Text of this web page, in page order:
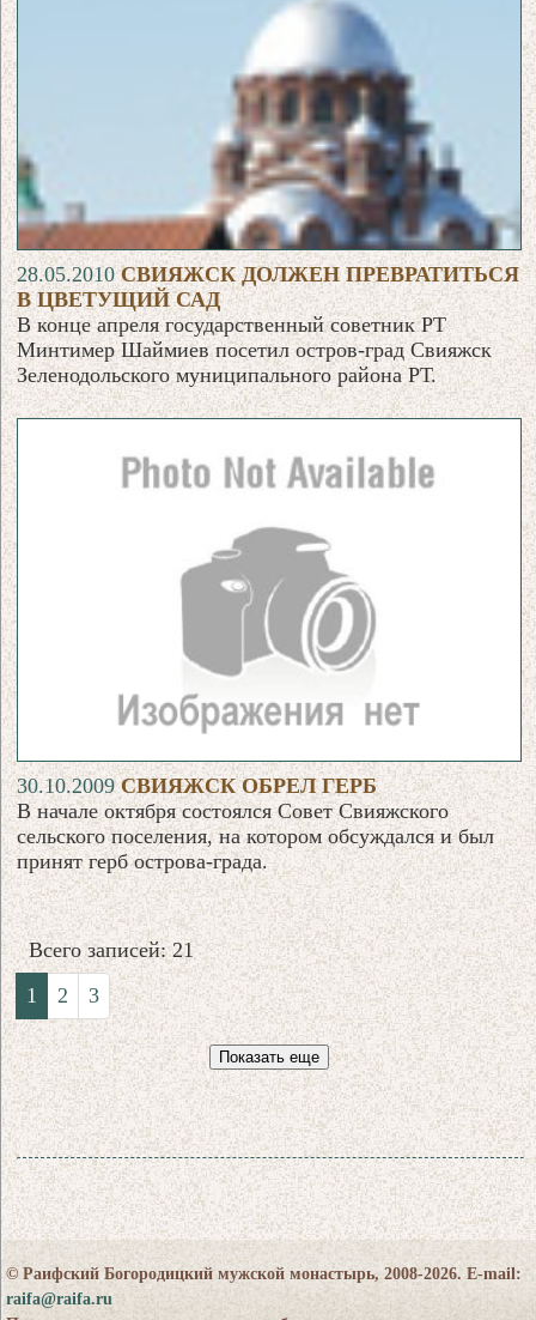
28.05.2010СВИЯЖСК ДОЛЖЕН ПРЕВРАТИТЬСЯ
В ЦВЕТУЩИЙ САД
В конце апреля государственный советник РТ
Минтимер Шаймиев посетил остров-град Свияжск
Зеленодольского муниципального района РТ.
30.10.2009СВИЯЖСК ОБРЕЛ ГЕРБ
В начале октября состоялся Совет Свияжского
сельского поселения, на котором обсуждался и был
принят герб острова-града.
Всего записей: 21
1
2 3
Показать еще
© Раифский Богородицкий мужской монастырь, 2008-2026. E-mail:
raifa@raifa.ru